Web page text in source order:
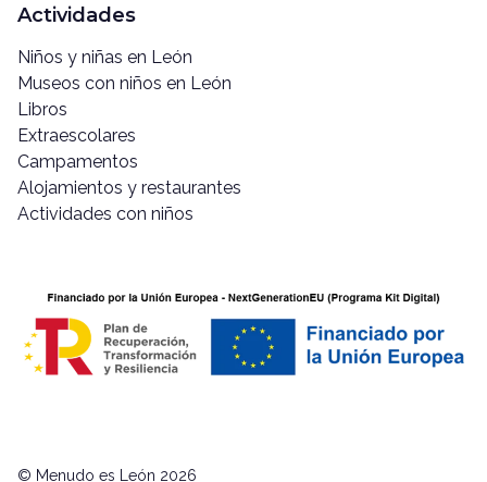
Actividades
Niños y niñas en León
Museos con niños en León
Libros
Extraescolares
Campamentos
Alojamientos y restaurantes
Actividades con niños
© Menudo es León 2026